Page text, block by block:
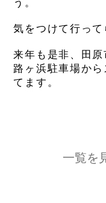
う。
気をつけて行って
来年も是非、田
路ヶ浜駐車場か
てます。
一覧を